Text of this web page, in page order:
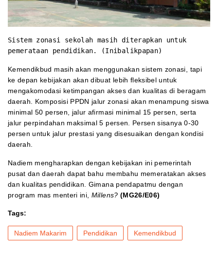
Sistem zonasi sekolah masih diterapkan untuk
pemerataan pendidikan. (Inibalikpapan)
Kemendikbud masih akan menggunakan sistem zonasi, tapi
ke depan kebijakan akan dibuat lebih fleksibel untuk
mengakomodasi ketimpangan akses dan kualitas di beragam
daerah. Komposisi PPDN jalur zonasi akan menampung siswa
minimal 50 persen, jalur afirmasi minimal 15 persen, serta
jalur perpindahan maksimal 5 persen. Persen sisanya 0-30
persen untuk jalur prestasi yang disesuaikan dengan kondisi
daerah.
Nadiem mengharapkan dengan kebijakan ini pemerintah
pusat dan daerah dapat bahu membahu memeratakan akses
dan kualitas pendidikan. Gimana pendapatmu dengan
program mas menteri ini, Millens? (MG26/E06)
Tags:
Nadiem Makarim Pendidikan Kemendikbud